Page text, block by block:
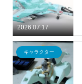
2026.07.17
キャラクター